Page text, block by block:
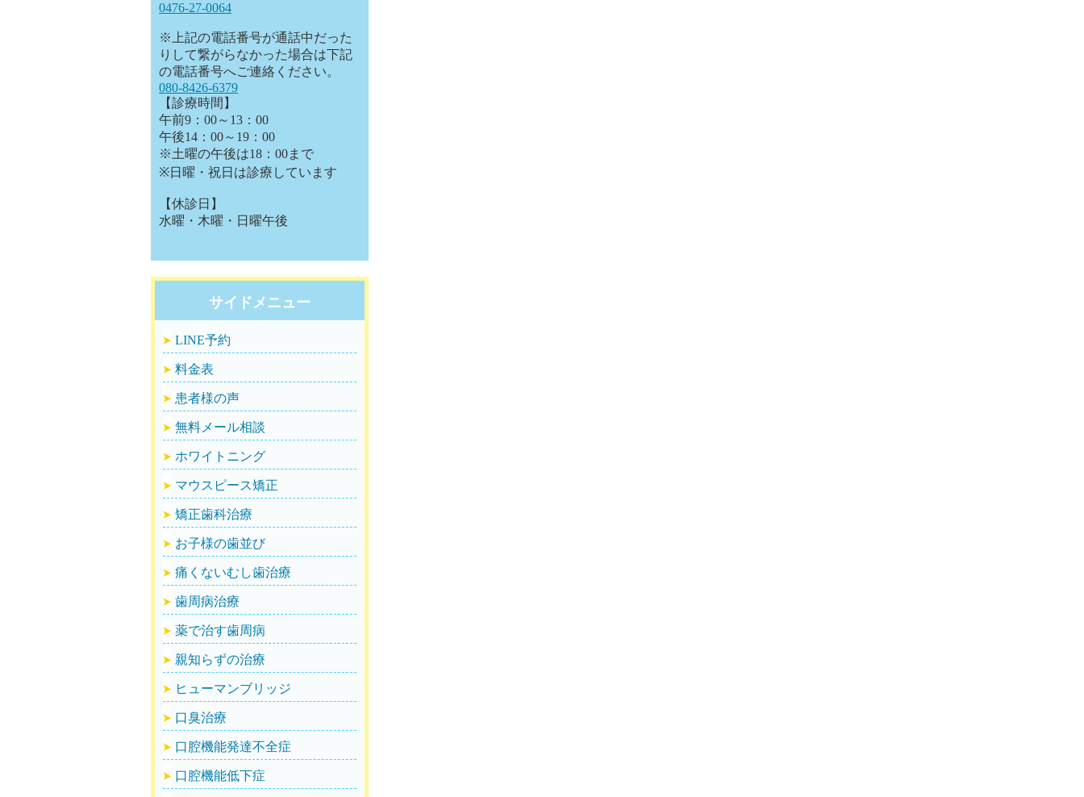
0476-27-0064
※上記の電話番号が通話中だった
りして繋がらなかった場合は下記
の電話番号へご連絡ください。
080-8426-6379
【診療時間】
午前9：00～13：00
午後14：00～19：00
※土曜の午後は18：00まで
※日曜・祝日は診療しています
【休診日】
水曜・木曜・日曜午後
サイドメニュー
LINE予約
料金表
患者様の声
無料メール相談
ホワイトニング
マウスピース矯正
矯正歯科治療
お子様の歯並び
痛くないむし歯治療
歯周病治療
薬で治す歯周病
親知らずの治療
ヒューマンブリッジ
口臭治療
口腔機能発達不全症
口腔機能低下症